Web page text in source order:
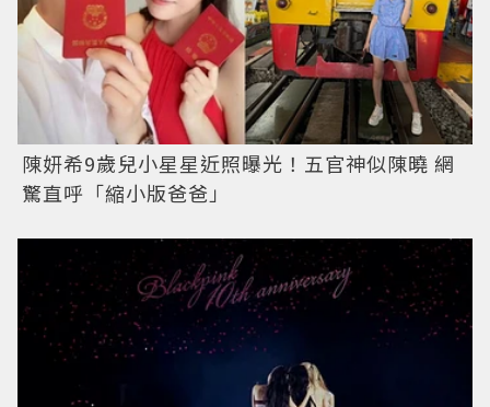
陳妍希9歲兒小星星近照曝光！五官神似陳曉 網
驚直呼「縮小版爸爸」